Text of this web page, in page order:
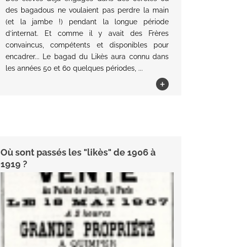
des bagadous ne voulaient pas perdre la main
(et la jambe !) pendant la longue période
d’internat. Et comme il y avait des Frères
convaincus, compétents et disponibles pour
encadrer... Le bagad du Likès aura connu dans
les années 50 et 60 quelques périodes, ...
+
Où sont passés les "likès" de 1906 à
1919 ?